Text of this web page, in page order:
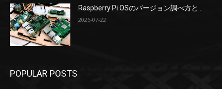
Raspberry Pi OSのバージョン調べ方と...
2026-07-22
POPULAR POSTS